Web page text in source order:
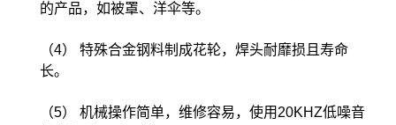
的产品，如被罩、洋伞等。
（4） 特殊合金钢料制成花轮，焊头耐靡损且寿命
长。
（5） 机械操作简单，维修容易，使用20KHZ低噪音